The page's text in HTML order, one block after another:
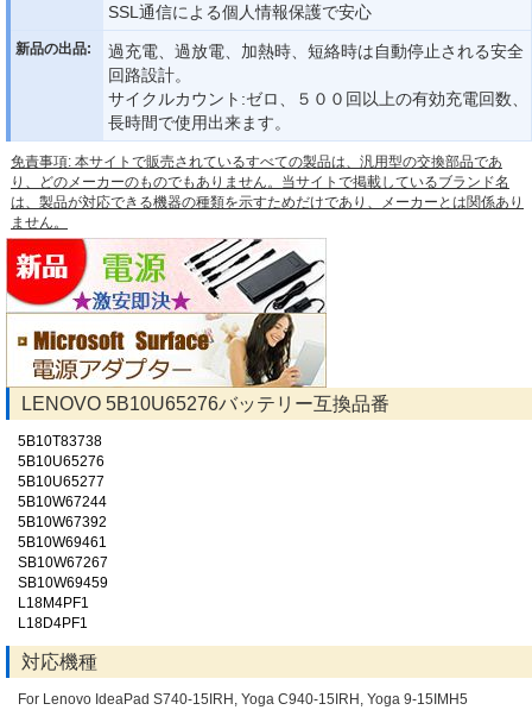
SSL通信による個人情報保護で安心
新品の出品:
過充電、過放電、加熱時、短絡時は自動停止される安全
回路設計。
サイクルカウント:ゼロ、５００回以上の有効充電回数、
長時間で使用出来ます。
免責事項: 本サイトで販売されているすべての製品は、汎用型の交換部品であ
り、どのメーカーのものでもありません。当サイトで掲載しているブランド名
は、製品が対応できる機器の種類を示すためだけであり、メーカーとは関係あり
ません。
LENOVO 5B10U65276バッテリー互換品番
5B10T83738
5B10U65276
5B10U65277
5B10W67244
5B10W67392
5B10W69461
SB10W67267
SB10W69459
L18M4PF1
L18D4PF1
対応機種
For Lenovo IdeaPad S740-15IRH, Yoga C940-15IRH, Yoga 9-15IMH5